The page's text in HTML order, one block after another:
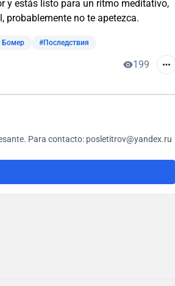
y estás listo para un ritmo meditativo,
probablemente no te apetezca.
Бомер #Последствия
199
Sobre cine con amor. Todo como todos, solo un poco más interesante. Para contacto: posletitrov@yandex.ru